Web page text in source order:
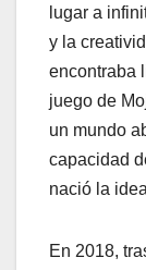
lugar a
y la
encontraba
juego de
un mundo
capacidad
nació la
En 2018,